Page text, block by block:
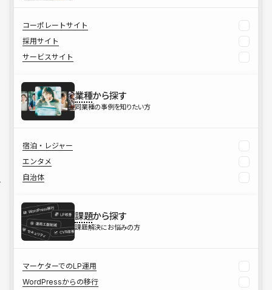
コーポレートサイト
採用サイト
サービスサイト
業種から探す
同業種の事例を知りたい方
宿泊・レジャー
エンタメ
自治体
課題から探す
課題解決にお悩みの方
マーケターでのLP運用
WordPressからの移行